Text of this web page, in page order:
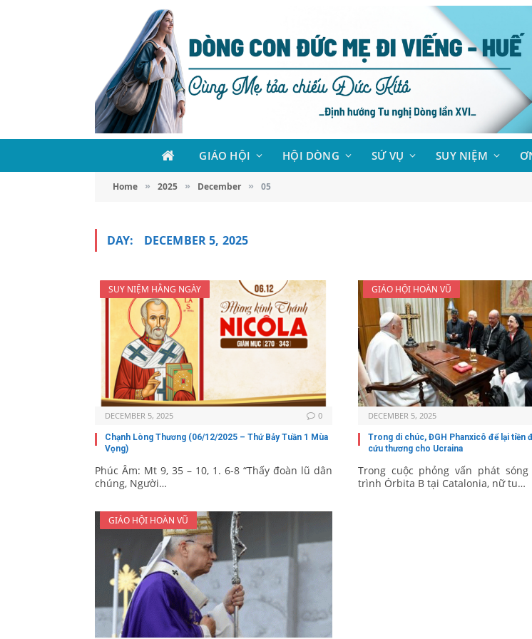
GIÁO HỘI HỘI DÒNG SỨ VỤ SUY NIỆM
Home » 2025 » December » 05
DAY: DECEMBER 5, 2025
SUY NIỆM HẰNG NGÀY
DECEMBER 5, 2025 0
Chạnh Lòng Thương (06/12/2025 – Thứ Bảy Tuần 1 Mùa
Vọng)
Phúc Âm: Mt 9, 35 – 10, 1. 6-8 “Thấy đoàn lũ dân
chúng, Người…
GIÁO HỘI HOÀN VŨ
DECEMBER 5, 2025
Trong di chúc, ĐGH Phanxicô để lại tiền
cứu thương cho Ucraina
Trong cuộc phỏng vấn phát
trình Órbita B tại Catalonia, nữ tu…
GIÁO HỘI HOÀN VŨ